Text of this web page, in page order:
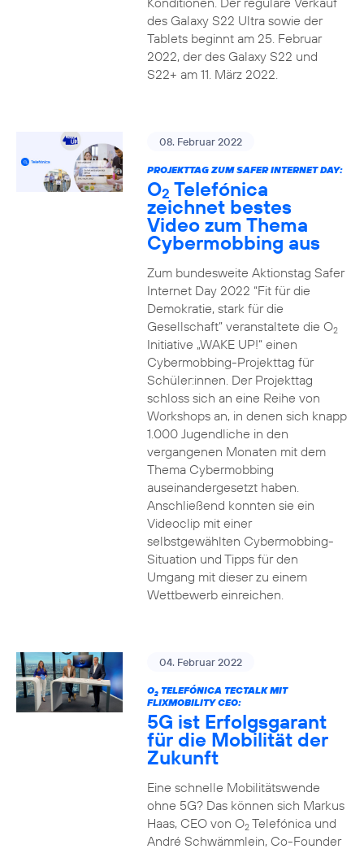
des Galaxy S22 Ultra sowie der
Tablets beginnt am 25. Februar
2022, der des Galaxy S22 und
S22+ am 11. März 2022.
08. Februar 2022
PROJEKTTAG ZUM SAFER INTERNET DAY:
O2 Telefónica
zeichnet bestes
Video zum Thema
Cybermobbing aus
Zum bundesweite Aktionstag Safer
Internet Day 2022 “Fit für die
Demokratie, stark für die
Gesellschaft” veranstaltete die O2
Initiative „WAKE UP!“ einen
Cybermobbing-Projekttag für
Schüler:innen. Der Projekttag
schloss sich an eine Reihe von
Workshops an, in denen sich knapp
1.000 Jugendliche in den
vergangenen Monaten mit dem
Thema Cybermobbing
auseinandergesetzt haben.
Anschließend konnten sie ein
Videoclip mit einer
selbstgewählten Cybermobbing-
Situation und Tipps für den
Umgang mit dieser zu einem
Wettbewerb einreichen.
04. Februar 2022
O2TELEFÓNICA TECTALK MIT
FLIXMOBILITY CEO:
5G ist Erfolgsgarant
für die Mobilität der
Zukunft
Eine schnelle Mobilitätswende
ohne 5G? Das können sich Markus
Haas, CEO von O2Telefónica und
André Schwämmlein, Co-Founder